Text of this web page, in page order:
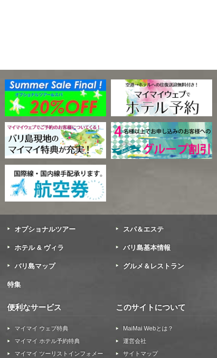
オプショナルツアー スパ＆エステ
ホテル & ヴィラ バリ島基本情報
バリ島マップ グルメ＆レストラン
特集
便利なサービス
マイマイ ウェブ特典
マイマイ ホテル予約特典
マイマイ ツーリストインフォメー
このサイトについて
MaiMai Webとは？
運営会社
サイトマップ